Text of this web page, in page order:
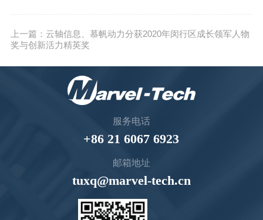
上一篇：云轴信息、慕帆动力分获2020年闵行区成长领军人物
奖与创新活力精英奖
服务电话
+86 21 6067 6923
邮箱地址
tuxq@marvel-tech.cn